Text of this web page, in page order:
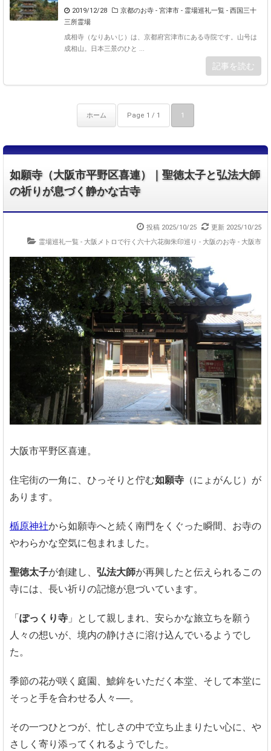
2019/12/28 京都のお寺 - 宮津市 - 霊場巡礼一覧 - 西国三十
三所霊場
成相寺（なりあいじ）は、京都府宮津市にある寺院です。山号は
成相山。日本三景のひと ...
記事を読む
ホーム Page 1 / 1 1
如願寺（大阪市平野区喜連）｜聖徳太子と弘法大師
の祈りが息づく静かな古寺
投稿 2025/10/25
更新 2025/10/25
霊場巡礼一覧 - 大阪メトロで行く六十六花御朱印巡り - 大阪のお寺 - 大阪市
大阪市平野区喜連。
住宅街の一角に、ひっそりと佇む如願寺 （にょがんじ）が
あります。
楯原神社から如願寺へと続く南門をくぐった瞬間、お寺の
やわらかな空気に包まれました。
聖徳太子が創建し、 弘法大師が再興したと伝えられるこの
寺には、長い祈りの記憶が息づいています。
「 ぽっくり寺 」として親しまれ、安らかな旅立ちを願う
人々の想いが、境内の静けさに溶け込んでいるようでし
た。
季節の花が咲く庭園、鯱鉾をいただく本堂、そして本堂に
そっと手を合わせる人々──。
その一つひとつが、忙しさの中で立ち止まりたい心に、や
さしく寄り添ってくれるようでした。